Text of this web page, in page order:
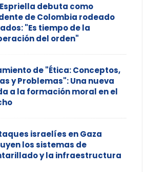
debuta como
de Colombia rodeado
"Es tiempo de la
del orden"
de "Ética: Conceptos,
y Problemas": Una nueva
a la formación moral en el
israelíes en Gaza
los sistemas de
y la infraestructura